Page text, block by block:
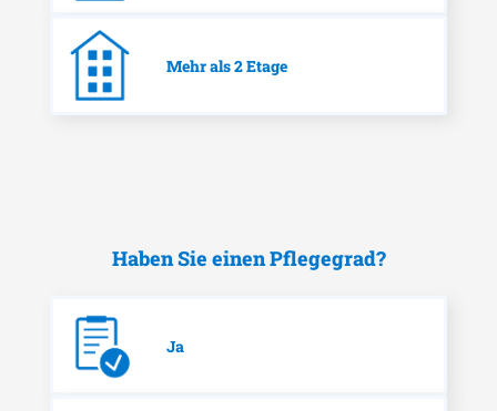
Mehr als 2 Etage
Haben Sie einen Pflegegrad?
Ja